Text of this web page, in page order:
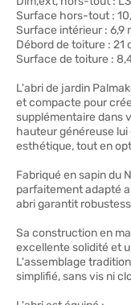
Surface hors-tout :
Surface intérieur : 6,9
Débord de toiture : 21
Surface de toiture :
L'abri de jardin
et compacte pour
supplémentaire dans
hauteur généreuse
esthétique, tout en
Fabriqué en sapin du
parfaitement adapté
abri garantit
Sa construction en
excellente solidité et
L'assemblage
simplifié, sans vis ni